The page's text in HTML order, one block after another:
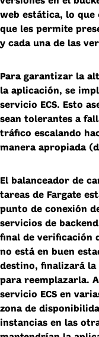
web estática, lo que
que les permite
y cada una de las
Para garantizar la
la aplicación, se
servicio ECS. Esto
sean tolerantes a
tráfico escalando
manera apropiada
El balanceador de
tareas de Fargate
punto de conexión
servicios de
final de verificación
no está en buen
destino, finalizará la
para reemplazarla.
servicio ECS en
zona de
instancias en las